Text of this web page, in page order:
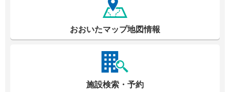
おおいたマップ地図情報
施設検索・予約